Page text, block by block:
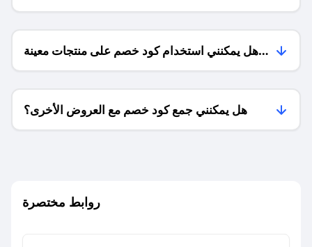
هل يمكنني استخدام كود خصم على منتجات معينة
فقط؟
هل يمكنني جمع كود خصم مع العروض الأخرى؟
روابط مختصرة